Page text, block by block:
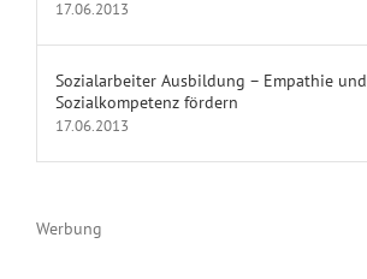
17.06.2013
Sozialarbeiter Ausbildung – Empathie und
Sozialkompetenz fördern
17.06.2013
Werbung